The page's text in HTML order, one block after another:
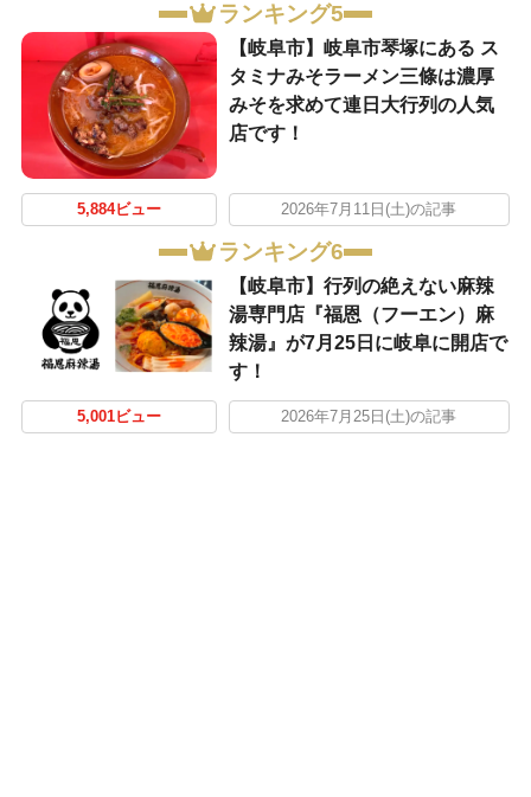
ランキング5
【岐阜市】岐阜市琴塚にある ス
タミナみそラーメン三條は濃厚
みそを求めて連日大行列の人気
店です！
5,884ビュー 2026年7月11日(土)の記事
ランキング6
【岐阜市】行列の絶えない麻辣
湯専門店『福恩（フーエン）麻
辣湯』が7月25日に岐阜に開店で
す！
5,001ビュー 2026年7月25日(土)の記事